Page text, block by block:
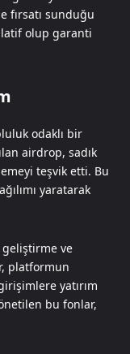
fırsatı sunduğu
olup garanti
odaklı bir
airdrop, sadık
teşvik etti. Bu
yaratarak
geliştirme ve
platformun
yatırım
bu fonlar,